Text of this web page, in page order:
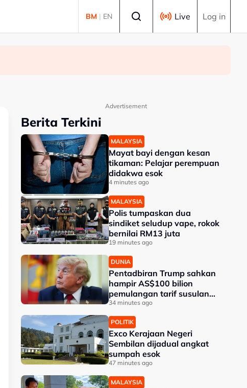
BM | EN Live Log in
Advertisement
Berita Terkini
MALAYSIA
Mayat bayi dengan kesan
tikaman: Pelajar perempuan
didakwa esok
4 minutes ago
MALAYSIA
Polis tumpaskan dua
sindiket seludup vape, rokok
bernilai RM13 juta
19 minutes ago
DUNIA
Pentadbiran Trump sahkan
hampir AS$100 bilion
pemulangan tarif susulan
keputusan mahkamah
34 minutes ago
POLITIK
Exco Kerajaan Negeri
Sembilan dijadual angkat
sumpah esok
47 minutes ago
MALAYSIA